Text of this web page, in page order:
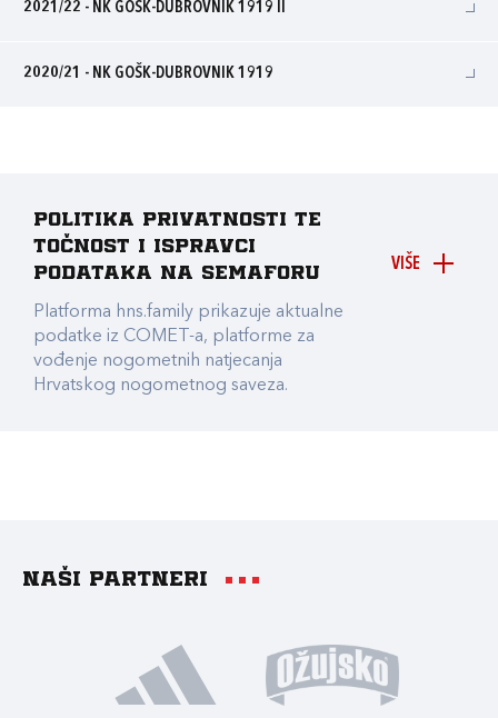
2021/22 - NK GOŠK-DUBROVNIK 1919 II
2020/21 - NK GOŠK-DUBROVNIK 1919
VIŠE
Politika privatnosti te
točnost i ispravci
podataka na Semaforu
Platforma hns.family prikazuje aktualne
podatke iz COMET-a, platforme za
vođenje nogometnih natjecanja
Hrvatskog nogometnog saveza.
Naši partneri